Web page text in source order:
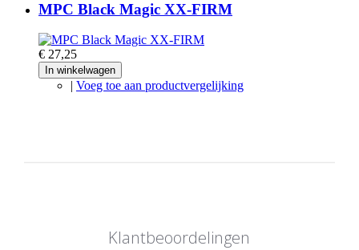
MPC Black Magic XX-FIRM
€ 27,25
In winkelwagen
| Voeg toe aan productvergelijking
Klantbeoordelingen